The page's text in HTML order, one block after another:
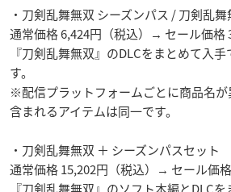
・刀剣乱舞無双 シーズンパス / 刀剣乱
通常価格 6,424円（税込）→ セール価格
『刀剣乱舞無双』のDLCをまとめて入
す。
※配信プラットフォームごとに商品名
含まれるアイテムは同一です。
・刀剣乱舞無双 ＋ シーズンパスセット
通常価格 15,202円（税込）→ セール価格
『刀剣乱舞無双』のソフト本編とDLC